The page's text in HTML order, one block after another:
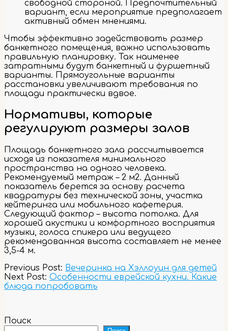
свободной стороной. Предпочтительный
вариант, если мероприятие предполагает
активный обмен мнениями.
Чтобы эффективно задействовать размер
банкетного помещения, важно использовать
правильную планировку. Так наименее
затратными будут банкетный и фуршетный
варианты. Прямоугольные варианты
расстановки увеличивают требования по
площади практически вдвое.
Нормативы, которые
регулируют размеры залов
Площадь банкетного зала рассчитывается
исходя из показателя минимального
пространства на одного человека.
Рекомендуемый метраж – 2 м2. Данный
показатель берется за основу расчета
квадратуры без технической зоны, участка
кейтеринга или мобильного кафетерия.
Следующий фактор – высота потолка. Для
хорошей акустики и комфортного восприятия
музыки, голоса спикера или ведущего
рекомендованная высота составляет не менее
3,5-4 м.
2023-
11-
03
Previous Post: Вечеринка на Хэллоуин для детей
Next Post: Особенности еврейской кухни. Какие
блюда попробовать
Поиск